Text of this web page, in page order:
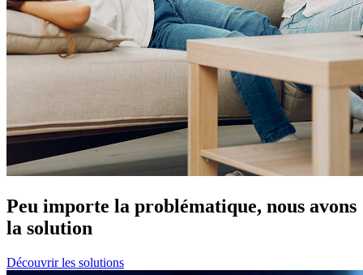
Peu importe la problématique, nous avons
la solution
Découvrir les solutions